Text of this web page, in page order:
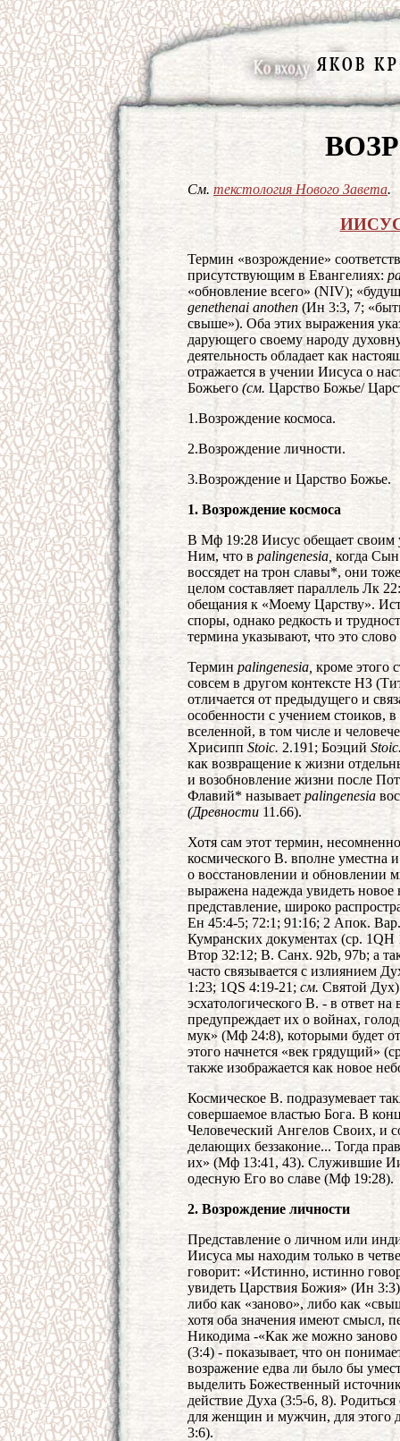
Cм. текстология Нового Завета.
Термин «возрождение»
присутствующим в Евангелиях:
«обновление всего» (NIV);
genethenai anothen (Ин 3:3, 7;
свыше»). Оба этих выражения
дарующего своему народу
деятельность обладает как
отражается в учении Иисуса о
Божьего (см. Царство Божье/
1.Возрождение космоса.
2.Возрождение личности.
3.Возрождение и Царство Божье.
1. Возрождение космоса
В Мф 19:28 Иисус обещает своим
Ним, что в palingenesia, когда
воссядет на трон славы*, они
целом составляет параллель Лк
обещания к «Моему Царству».
споры, однако редкость и
термина указывают, что это
Термин palingenesia, кроме этого
совсем в другом контексте НЗ
отличается от предыдущего и
особенности с учением стоиков,
вселенной, в том числе и
Хрисипп Stoic. 2.191; Боэций
как возвращение к жизни
и возобновление жизни после
Флавий* называетpalingenesia
(Древности 11.66).
Хотя сам этот термин,
космического В. вполне уместна
о восстановлении и обновлении
выражена надежда увидеть
представление, широко
Ен 45:4-5; 72:1; 91:16; 2 Апок.
Кумранских документах (ср.
Втор 32:12; В. Санх. 92b, 97b; а
часто связывается с излиянием
1:23; 1QS 4:19-21; см. Святой
эсхатологического В. - в ответ
предупреждает их о войнах,
мук» (Мф 24:8), которыми будет
этого начнется «век грядущий»
также изображается как новое
Космическое В. подразумевает
совершаемое властью Бога. В
Человеческий Ангелов Своих, и
делающих беззаконие... Тогда
их» (Мф 13:41, 43). Служившие
одесную Его во славе (Мф 19:28).
2. Возрождение личности
Представление о личном или
Иисуса мы находим только в
говорит: «Истинно, истинно
увидеть Царствия Божия» (Ин
либо как «заново», либо как
хотя оба значения имеют смысл,
Никодима -«Как же можно заново
(3:4) - показывает, что он
возражение едва ли было бы
выделить Божественный
действие Духа (3:5-6, 8).
для женщин и мужчин, для этого
3:6).